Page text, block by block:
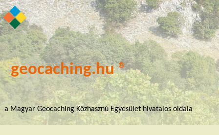
geocaching.hu ®
a Magyar Geocaching Közhasznú Egyesület hivatalos oldala